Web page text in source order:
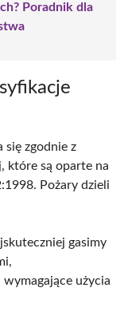
Poradnik dla
się zgodnie z
które są oparte na
Pożary dzieli
gasimy
użycia